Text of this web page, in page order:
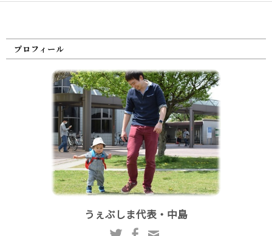
プロフィール
うぇぶしま代表・中島